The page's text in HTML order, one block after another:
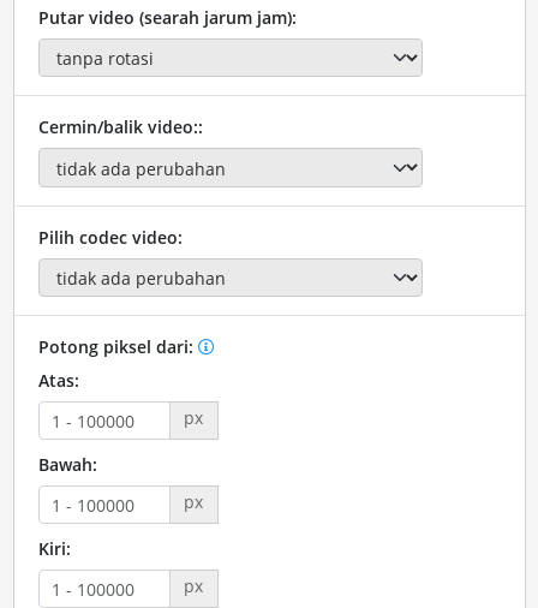
Putar video (searah jarum jam):
Cermin/balik video::
Pilih codec video:
Potong piksel dari:
Atas:
px
Bawah:
px
Kiri:
px